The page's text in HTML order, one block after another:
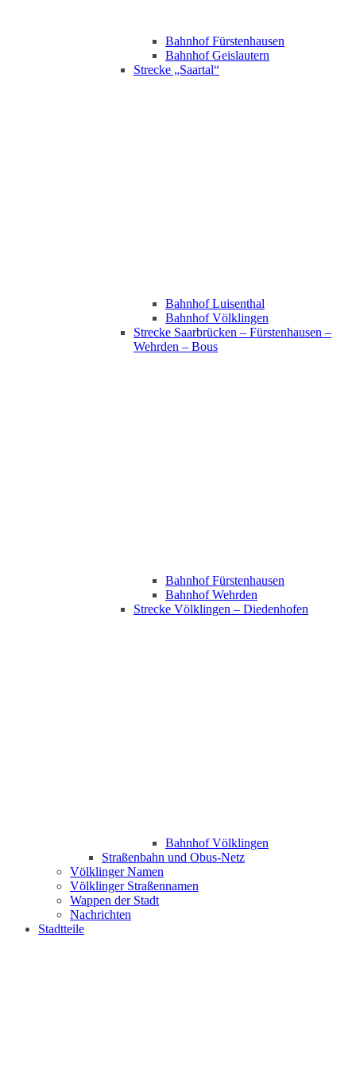
Bahnhof Fürstenhausen
Bahnhof Geislautern
Strecke „Saartal“
Bahnhof Luisenthal
Bahnhof Völklingen
Strecke Saarbrücken – Fürstenhausen –
Wehrden – Bous
Bahnhof Fürstenhausen
Bahnhof Wehrden
Strecke Völklingen – Diedenhofen
Bahnhof Völklingen
Straßenbahn und Obus-Netz
Völklinger Namen
Völklinger Straßennamen
Wappen der Stadt
Nachrichten
Stadtteile